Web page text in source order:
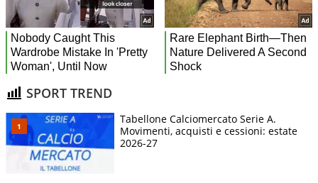
SPORT TREND
Tabellone Calciomercato Serie A.
Movimenti, acquisti e cessioni: estate
2026-27